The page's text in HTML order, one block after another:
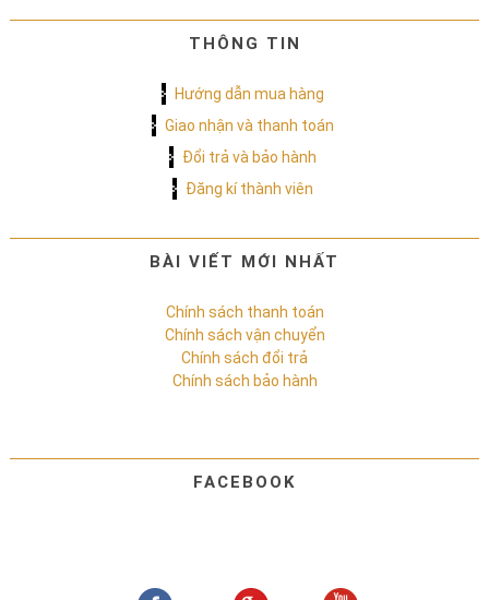
THÔNG TIN
Hướng dẫn mua hàng
Giao nhận và thanh toán
Đổi trả và bảo hành
Đăng kí thành viên
BÀI VIẾT MỚI NHẤT
Chính sách thanh toán
Chính sách vận chuyển
Chính sách đổi trả
Chính sách bảo hành
FACEBOOK